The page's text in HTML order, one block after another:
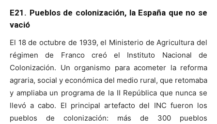
E21. Pueblos de colonización, la España que no se
vació
El 18 de octubre de 1939, el Ministerio de Agricultura del
régimen de Franco creó el Instituto Nacional de
Colonización. Un organismo para acometer la reforma
agraria, social y económica del medio rural, que retomaba
y ampliaba un programa de la II República que nunca se
llevó a cabo. El principal artefacto del INC fueron los
pueblos de colonización: más de 300 pueblos